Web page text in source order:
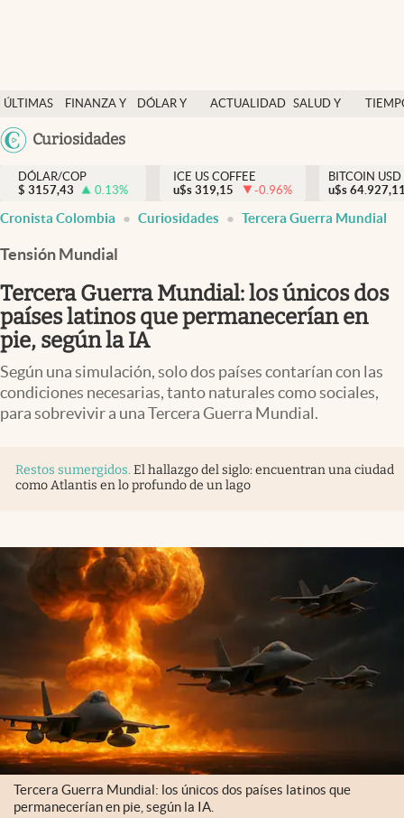
ÚLTIMAS
NOTICIAS
FINANZA Y
DÓLAR Y
ACTUALIDAD SALUD Y
México
USA
Curiosidades
Salud y nutrición
Vida espiritual
Actualidad
Colombia
DÓLAR/COP
$ 3157,43 0.13%
ICE US COFFEE
u$s 319,15 -0.96%
BITCOIN USD
u$s
Cronista Colombia Curiosidades Tercera Guerra Mundial
Tensión Mundial
Tercera Guerra Mundial: los únicos dos
países latinos que permanecerían en
pie, según la IA
Según una simulación, solo dos países contarían con las
condiciones necesarias, tanto naturales como sociales,
para sobrevivir a una Tercera Guerra Mundial.
Restos sumergidos. El hallazgo del siglo: encuentran una ciudad
como Atlantis en lo profundo de un lago
Tercera Guerra Mundial: los únicos dos países latinos que
permanecerían en pie, según la IA.